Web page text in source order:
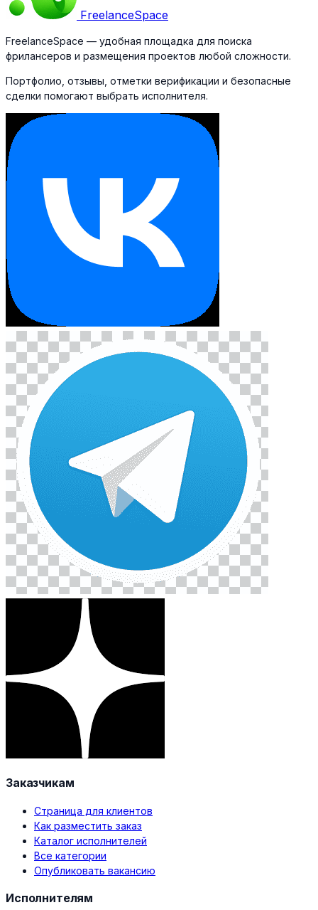
FreelanceSpace
FreelanceSpace — удобная площадка для поиска
фрилансеров и размещения проектов любой сложности.
Портфолио, отзывы, отметки верификации и безопасные
сделки помогают выбрать исполнителя.
Заказчикам
Страница для клиентов
Как разместить заказ
Каталог исполнителей
Все категории
Опубликовать вакансию
Исполнителям